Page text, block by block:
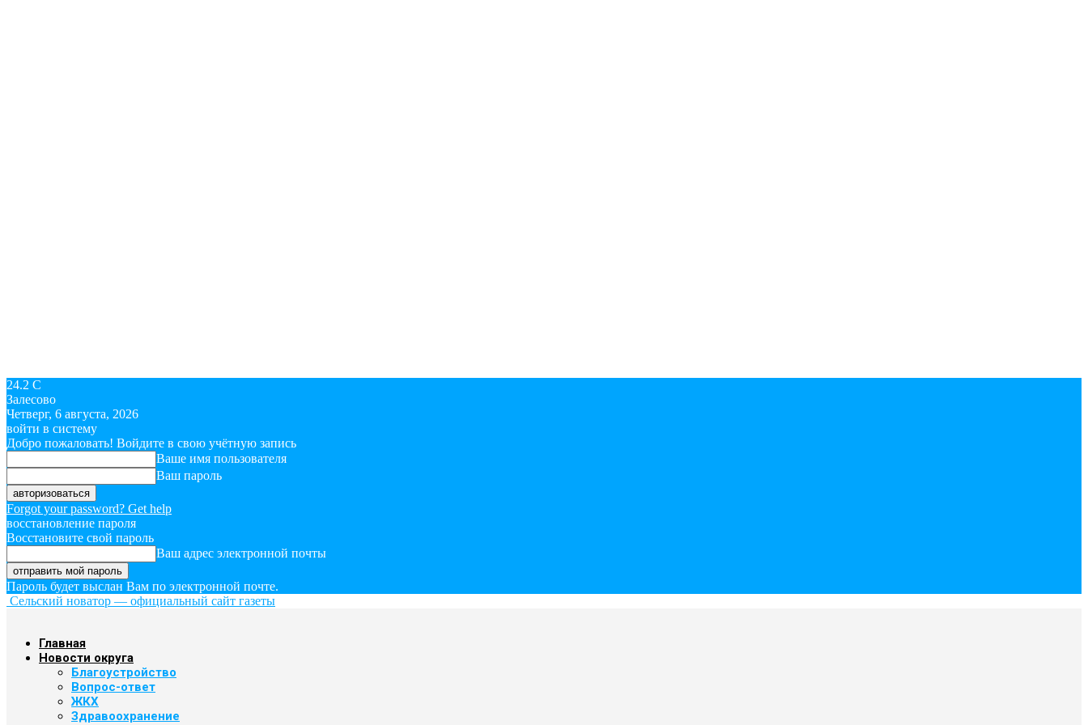
24.2 C
Залесово
Четверг, 6 августа, 2026
войти в систему
Добро пожаловать! Войдите в свою учётную запись
Ваше имя пользователя
Ваш пароль
Forgot your password? Get help
восстановление пароля
Восстановите свой пароль
Ваш адрес электронной почты
Пароль будет выслан Вам по электронной почте.
Сельский новатор — официальный сайт газеты
Главная
Новости округа
Благоустройство
Вопрос-ответ
ЖКХ
Здравоохранение